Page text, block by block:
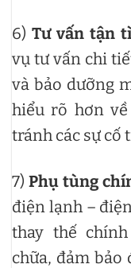
6) Tư vấn tận
vụ tư vấn chi
và bảo dưỡng
hiểu rõ hơn
tránh các sự cố
7) Phụ tùng
điện lạnh –
thay thế
chữa, đảm bảo